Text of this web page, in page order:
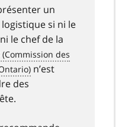
un
si ni le
le chef de la
n’est
des